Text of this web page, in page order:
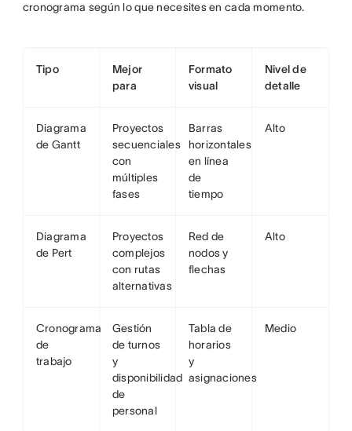
cronograma según lo que necesites en cada momento.
Tipo
Mejor
para
Formato
visual
Nivel de
detalle
Diagrama
de Gantt
Proyectos
secuenciales
con
múltiples
fases
Barras
horizontales
en línea
de
tiempo
Alto
Diagrama
de Pert
Proyectos
complejos
con rutas
alternativas
Red de
nodos y
flechas
Alto
Cronograma
de
trabajo
Gestión
de turnos
y
disponibilidad
de
personal
Tabla de
horarios
y
asignaciones
Medio